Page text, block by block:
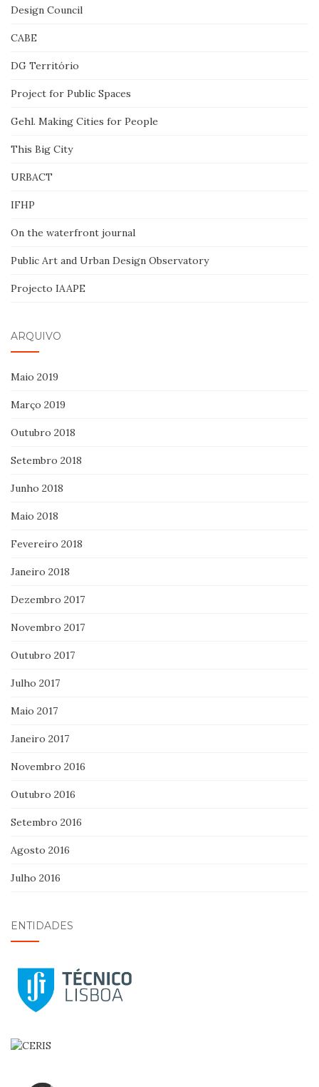
Design Council
CABE
DG Território
Project for Public Spaces
Gehl. Making Cities for People
This Big City
URBACT
IFHP
On the waterfront journal
Public Art and Urban Design Observatory
Projecto IAAPE
ARQUIVO
Maio 2019
Março 2019
Outubro 2018
Setembro 2018
Junho 2018
Maio 2018
Fevereiro 2018
Janeiro 2018
Dezembro 2017
Novembro 2017
Outubro 2017
Julho 2017
Maio 2017
Janeiro 2017
Novembro 2016
Outubro 2016
Setembro 2016
Agosto 2016
Julho 2016
ENTIDADES